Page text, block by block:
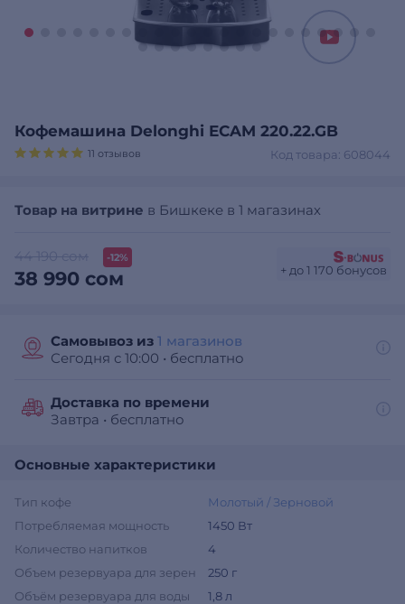
Кофемашина Delonghi ECAM 220.22.GB
Код товара: 608044
11 отзывов
Товар на витрине в Бишкеке в 1 магазинах
-12%
38 990 сом + до 1 170 бонусов
Самовывоз из 1 магазинов
Сегодня с 10:00 • бесплатно
Доставка по времени
Завтра • бесплатно
Основные характеристики
Тип кофе
Молотый / Зерновой
Потребляемая мощность
1450 Вт
Количество напитков
4
Объем резервуара для зерен
250 г
Объём резервуара для воды
1,8 л